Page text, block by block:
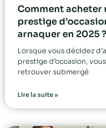
Comment acheter
prestige
arnaquer en 2025 ?
Lorsque vous décidez
prestige d’occasion,
retrouver submergé
Lire la suite »